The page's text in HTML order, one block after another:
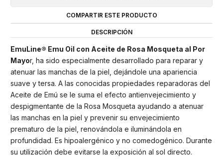
COMPARTIR ESTE PRODUCTO
DESCRIPCIÓN
EmuLine® Emu Oil con Aceite de Rosa Mosqueta al Por
Mayor, ha sido especialmente desarrollado para reparar y
atenuar las manchas de la piel, dejándole una apariencia
suave y tersa. A las conocidas propiedades reparadoras del
Aceite de Emú se le suma el efecto antienvejecimiento y
despigmentante de la Rosa Mosqueta ayudando a atenuar
las manchas en la piel y prevenir su envejecimiento
prematuro de la piel, renovándola e iluminándola en
profundidad. Es hipoalergénico y no comedogénico. Durante
su utilización debe evitarse la exposición al sol directo.